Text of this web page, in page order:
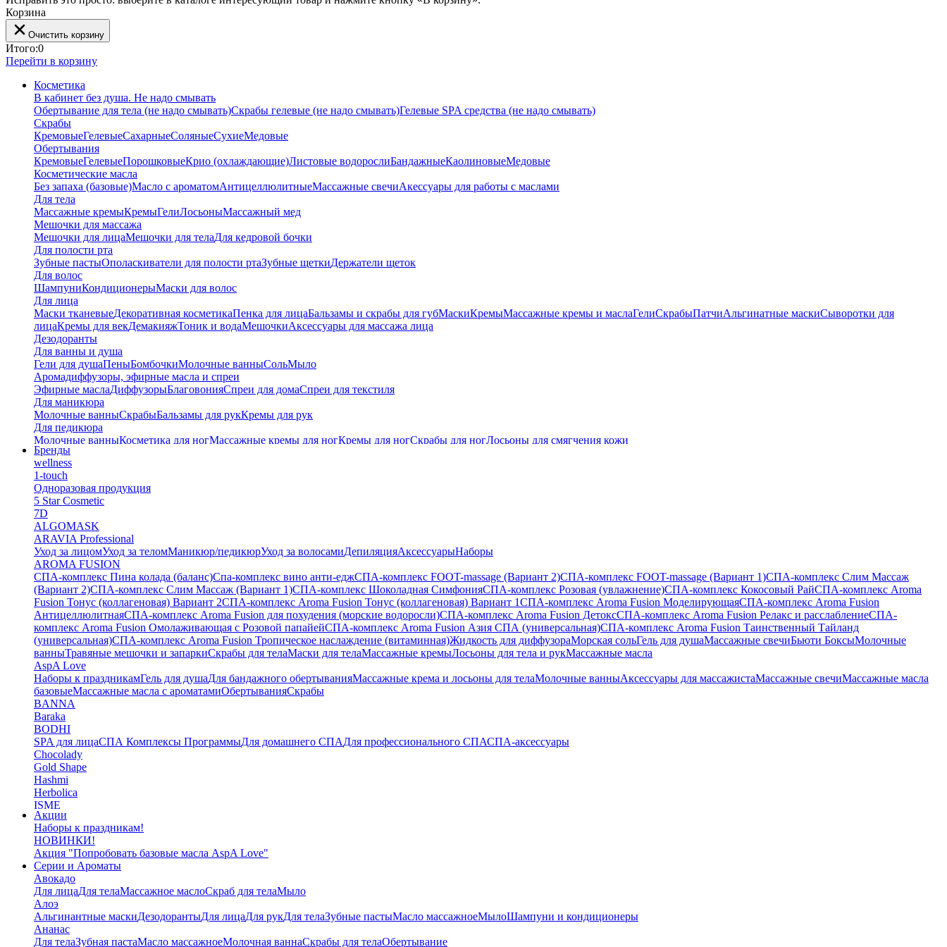
Корзина
Очистить корзину
Итого:0
Перейти в корзину
Косметика
В кабинет без душа. Не надо смывать
Обертывание для тела (не надо смывать)Скрабы гелевые (не надо смывать)Гелевые SPA средства (не надо смывать)
Скрабы
КремовыеГелевыеСахарныеСоляныеСухиеМедовые
Обертывания
КремовыеГелевыеПорошковыеКрио (охлаждающие)Листовые водорослиБандажныеКаолиновыеМедовые
Косметические масла
Без запаха (базовые)Масло с ароматомАнтицеллюлитныеМассажные свечиАкессуары для работы с маслами
Для тела
Массажные кремыКремыГелиЛосьоныМассажный мед
Мешочки для массажа
Мешочки для лицаМешочки для телаДля кедровой бочки
Для полости рта
Зубные пастыОполаскиватели для полости ртаЗубные щеткиДержатели щеток
Для волос
ШампуниКондиционерыМаски для волос
Для лица
Маски тканевыеДекоративная косметикаПенка для лицаБальзамы и скрабы для губМаскиКремыМассажные кремы и маслаГелиСкрабыПатчиАльгинатные маскиСыворотки для
лицаКремы для векДемакияжТоник и водаМешочкиАксессуары для массажа лица
Дезодоранты
Для ванны и душа
Гели для душаПеныБомбочкиМолочные ванныСольМыло
Аромадиффузоры, эфирные масла и спреи
Эфирные маслаДиффузорыБлаговонияСпреи для домаСпреи для текстиля
Для маникюра
Молочные ванныСкрабыБальзамы для рукКремы для рук
Для педикюра
Молочные ванныКосметика для ногМассажные кремы для ногКремы для ногСкрабы для ногЛосьоны для смягчения кожи
Тайские бальзамы
Альгинатные маски
Бренды
wellness
1-touch
Одноразовая продукция
5 Star Cosmetic
7D
ALGOMASK
ARAVIA Professional
Уход за лицомУход за теломМаникюр/педикюрУход за волосамиДепиляцияАксессуарыНаборы
AROMA FUSION
СПА-комплекс Пина колада (баланс)Cпа-комплекс вино анти-еджСПА-комплекс FOOT-massage (Вариант 2)СПА-комплекс FOOT-massage (Вариант 1)СПА-комплекс Слим Массаж
(Вариант 2)СПА-комплекс Слим Массаж (Вариант 1)СПА-комплекс Шоколадная СимфонияСПА-комплекс Розовая (увлажнение)СПА-комплекс Кокосовый РайСПА-комплекс Aroma
Fusion Тонус (коллагеновая) Вариант 2СПА-комплекс Aroma Fusion Тонус (коллагеновая) Вариант 1СПА-комплекс Aroma Fusion МоделирующаяСПА-комплекс Aroma Fusion
АнтицеллюлитнаяСПА-комплекс Aroma Fusion для похудения (морские водоросли)СПА-комплекс Aroma Fusion ДетоксСПА-комплекс Aroma Fusion Релакс и расслаблениеСПА-
комплекс Aroma Fusion Омолаживающая с Розовой папайейСПА-комплекс Aroma Fusion Азия СПА (универсальная)СПА-комплекс Aroma Fusion Таинственный Тайланд
(универсальная)СПА-комплекс Aroma Fusion Тропическое наслаждение (витаминная)Жидкость для диффузораМорская сольГель для душаМассажные свечиБьюти БоксыМолочные
ванныТравяные мешочки и запаркиСкрабы для телаМаски для телаМассажные кремыЛосьоны для тела и рукМассажные масла
AspA Love
Наборы к праздникамГель для душаДля бандажного обертыванияМассажные крема и лосьоны для телаМолочные ванныАксессуары для массажистаМассажные свечиМассажные масла
базовыеМассажные масла с ароматамиОбертыванияСкрабы
BANNA
Baraka
BODHI
SPA для лицаСПА Комплексы ПрограммыДля домашнего СПАДля профессионального СПАСПА-аксессуары
Chocolady
Gold Shape
Hashmi
Herbolica
ISME
Jinda
Juman
Katha
Kelebek
Kokonut
Маски для тела
L'Cosmetics
LAMENATT
NARDA
NEWSKY
Акции
Наборы к праздникам!
НОВИНКИ!
Акция "Попробовать базовые масла AspA Love"
Серии и Ароматы
Авокадо
Для лицаДля телаМассажное маслоСкраб для телаМыло
Алоэ
Альгинантные маскиДезодорантыДля лицаДля рукДля телаЗубные пастыМасло массажноеМылоШампуни и кондиционеры
Ананас
Для телаЗубная пастаМасло массажноеМолочная ваннаСкрабы для телаОбертывание